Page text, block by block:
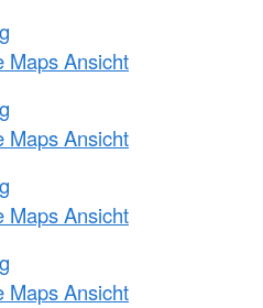
Maps Ansicht
Maps Ansicht
Maps Ansicht
Maps Ansicht